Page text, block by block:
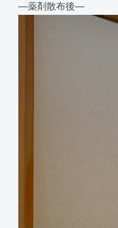
―薬剤散布後―